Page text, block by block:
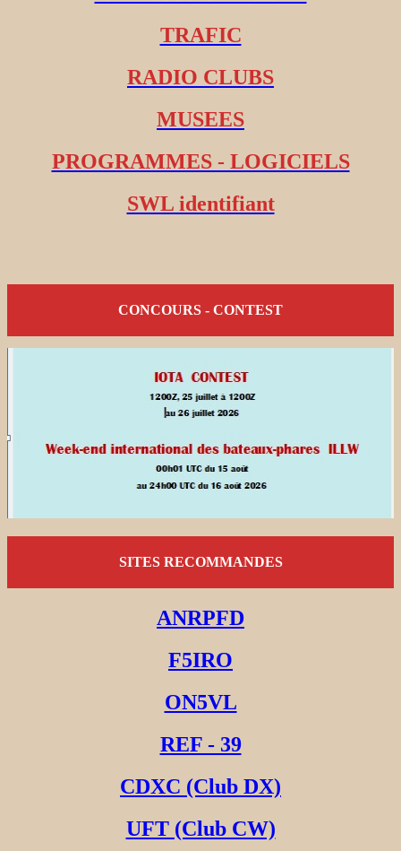
TRAFIC
RADIO CLUBS
MUSEES
PROGRAMMES - LOGICIELS
SWL identifiant
CONCOURS - CONTEST
SITES RECOMMANDES
ANRPFD
F5IRO
ON5VL
REF - 39
CDXC (Club DX)
UFT (Club CW)